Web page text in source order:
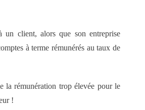
un client, alors que son entreprise
à terme rémunérés au taux de
rémunération trop élevée pour le
!